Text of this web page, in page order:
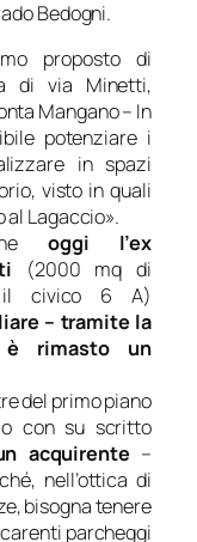
Bedogni.
proposto di
di via Minetti,
Mangano – In
potenziare i
in spazi
visto in quali
al Lagaccio».
cheoggi l’ex
(2000 mq di
il civico 6 A)
– tramite la
è rimasto un
del primo piano
con su scritto
acquirente –
nell’ottica di
bisogna tenere
parcheggi